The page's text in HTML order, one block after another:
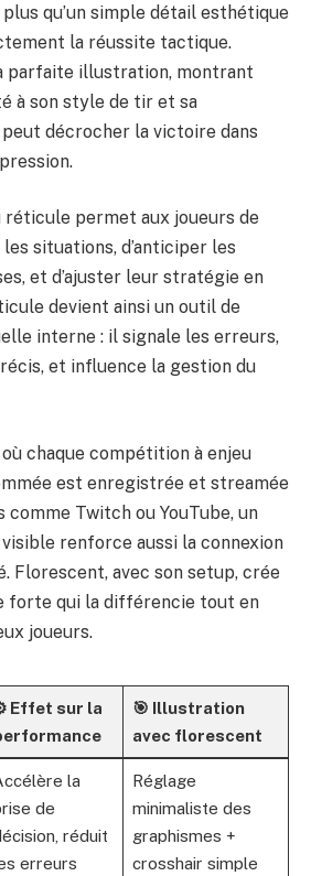
qu’un simple détail esthétique
la réussite tactique.
parfaite illustration, montrant
à son style de tir et sa
décrocher la victoire dans
permet aux joueurs de
situations, d’anticiper les
et d’ajuster leur stratégie en
devient ainsi un outil de
interne : il signale les erreurs,
et influence la gestion du
chaque compétition à enjeu
est enregistrée et streamée
Twitch ou YouTube, un
renforce aussi la connexion
Florescent, avec son setup, crée
forte qui la différencie tout en
joueurs.
Effet sur la
🎯 Illustration
avec florescent
la
de
réduit
erreurs
Réglage
minimaliste des
graphismes +
crosshair simple